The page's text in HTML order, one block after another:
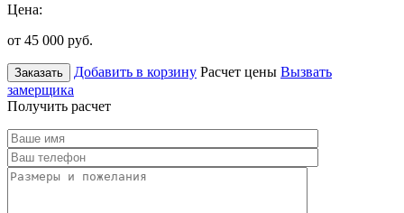
Цена:
от 45 000 руб.
Заказать Добавить в корзину Расчет цены Вызвать
замерщика
Получить расчет